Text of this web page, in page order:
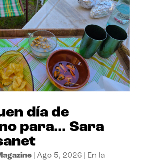
día de
para… Sara
| Ago 5, 2026
En la